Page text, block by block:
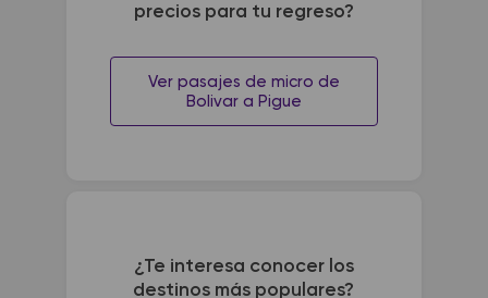
precios para tu regreso?
Ver pasajes de micro de
Bolivar a Pigue
¿Te interesa conocer los
destinos más populares?